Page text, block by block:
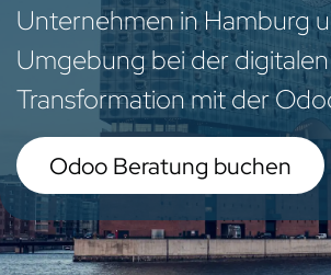
Unternehmen in Hamburg
Umgebung bei der digitalen
Transformation mit der
Odoo Beratung buchen